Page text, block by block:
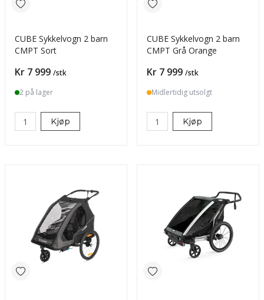
CUBE Sykkelvogn 2 barn
CMPT Sort
Pris
Kr 7 999 /stk
2 på lager
Kjøp
CUBE Sykkelvogn 2 barn
CMPT Grå Orange
Pris
Kr 7 999 /stk
Midlertidig utsolgt
Kjøp